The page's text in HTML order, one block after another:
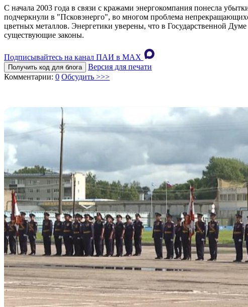
С начала 2003 года в связи с кражами энергокомпания понесла
подчеркнули в "Псковэнерго", во многом проблема
цветных металлов. Энергетики уверены, что в Государственной
существующие законы.
Подписывайтесь на канал ПАИ в MAХ
Получить код для блога
Версия для печати
Комментарии: 0 Обсудить >>>